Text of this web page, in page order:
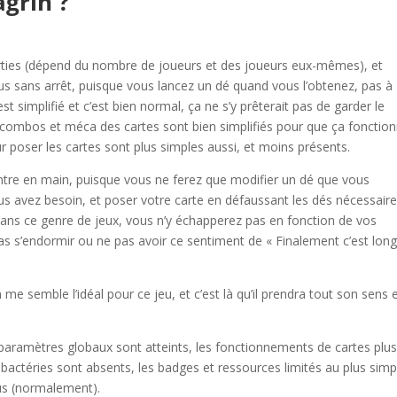
(dépend du nombre de joueurs et des joueurs eux-mêmes), et
sans arrêt, puisque vous lancez un dé quand vous l’obtenez, pas à
simplifié et c’est bien normal, ça ne s’y prêterait pas de garder le
et méca des cartes sont bien simplifiés pour que ça
les cartes sont plus simples aussi, et moins présents.
en main, puisque vous ne ferez que modifier un dé que vous
avez besoin, et poser votre carte en défaussant les dés
ce genre de jeux, vous n’y échapperez pas en fonction de vos
ou ne pas avoir ce sentiment de « Finalement c’est long
semble l’idéal pour ce jeu, et c’est là qu’il prendra tout son sens
globaux sont atteints, les fonctionnements de cartes plus
sont absents, les badges et ressources limités au plus
(normalement).